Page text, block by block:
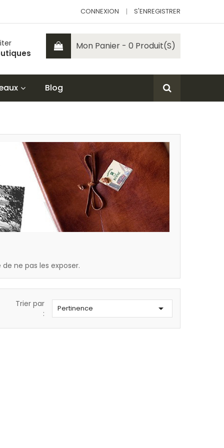
S'ENREGISTRER
CONNEXION
Mon Panier - 0 Produit(s)
Blog
ne pas les exposer.
Trier par
:
Pertinence 